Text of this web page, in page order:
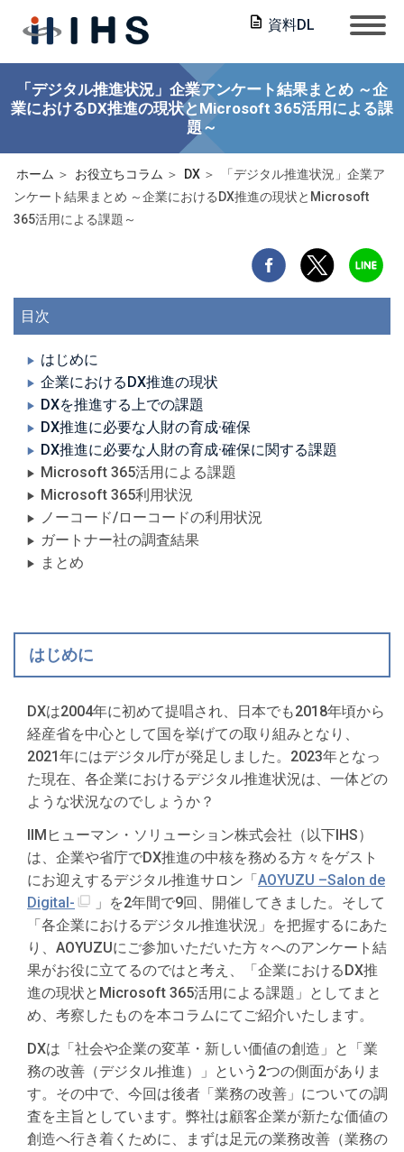
資料DL
「デジタル推進状況」企業アンケート結果まとめ ～企
業におけるDX推進の現状とMicrosoft 365活用による課
題～
ホーム お役立ちコラム DX
「デジタル推進状況」企業ア
ンケート結果まとめ ～企業におけるDX推進の現状とMicrosoft
365活用による課題～
目次
はじめに
企業におけるDX推進の現状
DXを推進する上での課題
DX推進に必要な人財の育成·確保
DX推進に必要な人財の育成·確保に関する課題
Microsoft 365活用による課題
Microsoft 365利用状況
ノーコード/ローコードの利用状況
ガートナー社の調査結果
まとめ
はじめに
DXは2004年に初めて提唱され、日本でも2018年頃から
経産省を中心として国を挙げての取り組みとなり、
2021年にはデジタル庁が発足しました。2023年となっ
た現在、各企業におけるデジタル推進状況は、一体どの
ような状況なのでしょうか？
IIMヒューマン・ソリューション株式会社（以下IHS）
は、企業や省庁でDX推進の中核を務める方々をゲスト
にお迎えするデジタル推進サロン「AOYUZU –Salon de
Digital-
」を2年間で9回、開催してきました。そして
「各企業におけるデジタル推進状況」を把握するにあた
り、AOYUZUにご参加いただいた方々へのアンケート結
果がお役に立てるのではと考え、「企業におけるDX推
進の現状とMicrosoft 365活用による課題」としてまと
め、考察したものを本コラムにてご紹介いたします。
DXは「社会や企業の変革・新しい価値の創造」と「業
務の改善（デジタル推進）」という2つの側面がありま
す。その中で、今回は後者「業務の改善」についての調
査を主旨としています。弊社は顧客企業が新たな価値の
創造へ行き着くために、まずは足元の業務改善（業務の